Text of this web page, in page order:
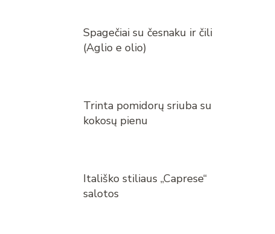
Spagečiai su česnaku ir čili
(Aglio e olio)
Trinta pomidorų sriuba su
kokosų pienu
Itališko stiliaus „Caprese“
salotos